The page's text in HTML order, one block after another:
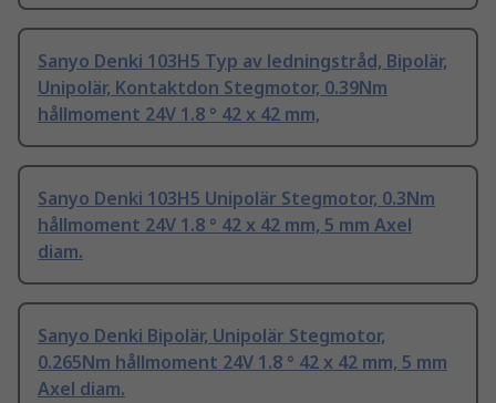
Sanyo Denki 103H5 Typ av ledningstråd, Bipolär,
Unipolär, Kontaktdon Stegmotor, 0.39Nm
hållmoment 24V 1.8 ° 42 x 42 mm,
Sanyo Denki 103H5 Unipolär Stegmotor, 0.3Nm
hållmoment 24V 1.8 ° 42 x 42 mm, 5 mm Axel
diam.
Sanyo Denki Bipolär, Unipolär Stegmotor,
0.265Nm hållmoment 24V 1.8 ° 42 x 42 mm, 5 mm
Axel diam.